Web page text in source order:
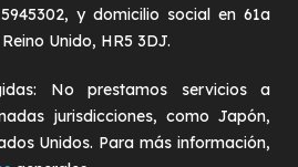
y domicilio social en 61a
Unido, HR5 3DJ.
No prestamos servicios a
jurisdicciones, como Japón,
Unidos. Para más información,